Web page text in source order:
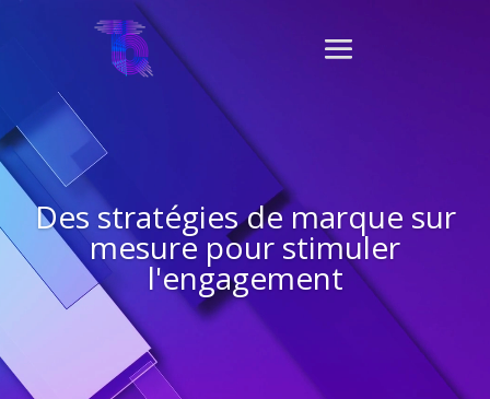
Des stratégies de marque sur
mesure pour stimuler
l'engagement